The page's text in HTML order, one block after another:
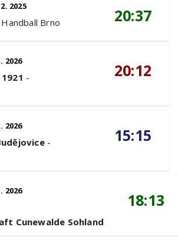
2025
Handball Brno 20:37
2026
-
20:12
2026
-
15:15
2026
Cunewalde Sohland
18:13